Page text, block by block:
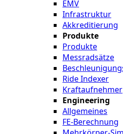
EMV
Infrastruktur
Akkreditierung
Produkte
Produkte
Messradsätze
Ride Indexer
Kraftaufnehmer
Engineering
Allgemeines
FE-Berechnung